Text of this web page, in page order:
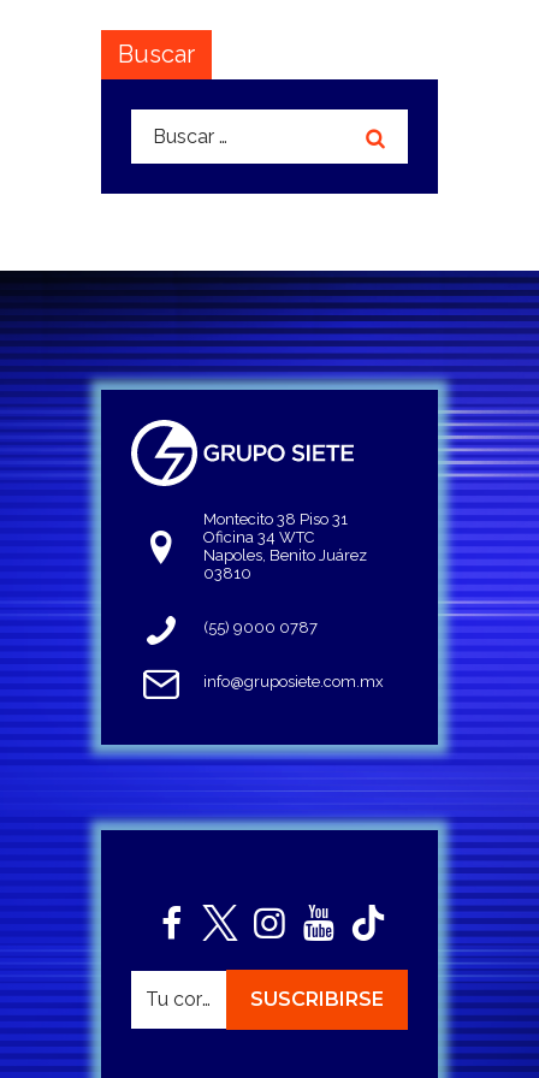
Buscar
Buscar:
Montecito 38 Piso 31
Oficina 34 WTC
Napoles, Benito Juárez
03810
(55) 9000 0787
info@gruposiete.com.mx